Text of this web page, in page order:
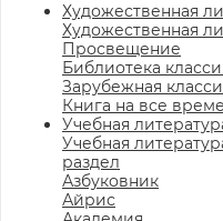
Художественная
Художественная
Просвещение
Библиотека
Зарубежная
Книга на все
Учебная
Учебная
раздел
Азбуковник
Айрис